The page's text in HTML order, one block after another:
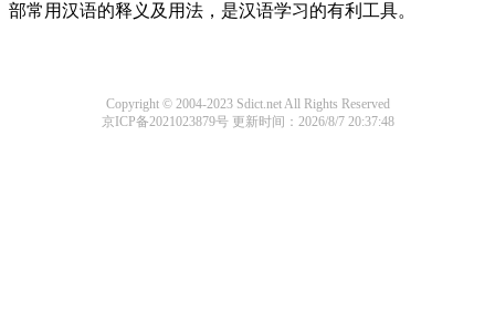
部常用汉语的释义及用法，是汉语学习的有利工具。
Copyright © 2004-2023 Sdict.net All Rights Reserved
京ICP备2021023879号更新时间：2026/8/7 20:37:48